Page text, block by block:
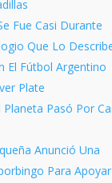
Fue Casi Durante
Que Lo
El Fútbol Argentino
Plate
Pasó Por
Anunció Una
Para